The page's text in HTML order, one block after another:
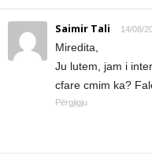
Saimir Tali 14/08/
Miredita,
Ju lutem, jam i
cfare cmim ka?
Përgjigju